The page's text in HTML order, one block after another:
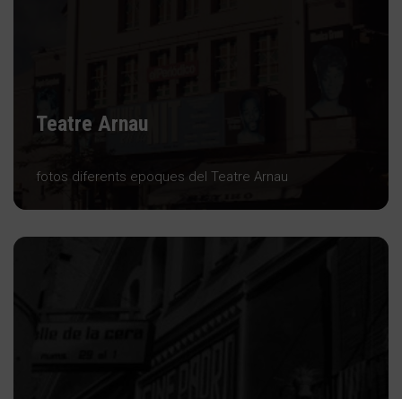
Teatre Arnau
fotos diferents epoques del Teatre Arnau